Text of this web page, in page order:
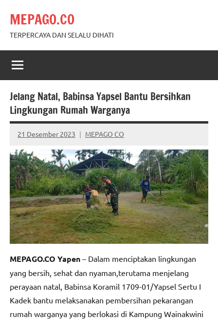
content
MEPAGO.CO
TERPERCAYA DAN SELALU DIHATI
Jelang Natal, Babinsa Yapsel Bantu Bersihkan
Lingkungan Rumah Warganya
21 Desember 2023 MEPAGO CO
No
comments
MEPAGO.CO Yapen – Dalam menciptakan lingkungan
yang bersih, sehat dan nyaman,terutama menjelang
perayaan natal, Babinsa Koramil 1709-01/Yapsel Sertu I
Kadek bantu melaksanakan pembersihan pekarangan
rumah warganya yang berlokasi di Kampung Wainakwini